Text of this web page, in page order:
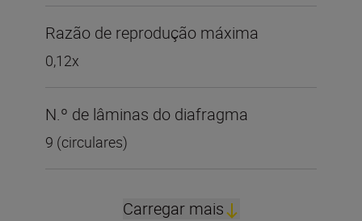
Razão de reprodução máxima
0,12x
N.º de lâminas do diafragma
9 (circulares)
Carregar mais